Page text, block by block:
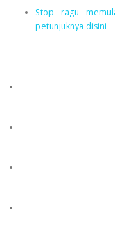
Stop ragu
petunjuknya disini